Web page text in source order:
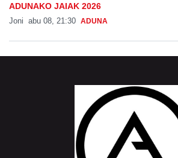
ADUNAKO JAIAK 2026
Joni abu 08, 21:30 ADUNA